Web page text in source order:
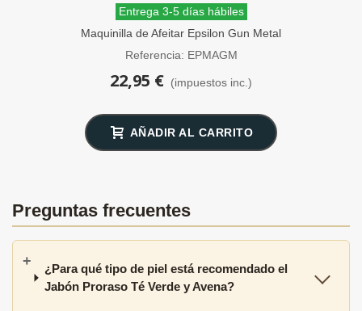
Entrega 3-5 días hábiles
Maquinilla de Afeitar Epsilon Gun Metal
Mariposa
Referencia: EPMAGM
22,95 € (impuestos inc.)
AÑADIR AL CARRITO
Preguntas frecuentes
¿Para qué tipo de piel está recomendado el
Jabón Proraso Té Verde y Avena?